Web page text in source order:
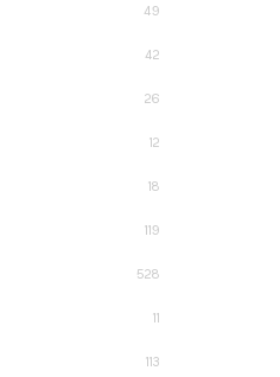
49
42
26
12
18
119
528
11
113